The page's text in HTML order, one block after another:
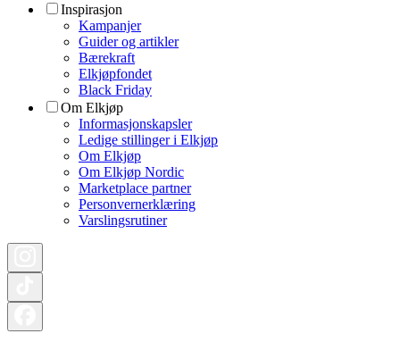
Inspirasjon
Kampanjer
Guider og artikler
Bærekraft
Elkjøpfondet
Black Friday
Om Elkjøp
Informasjonskapsler
Ledige stillinger i Elkjøp
Om Elkjøp
Om Elkjøp Nordic
Marketplace partner
Personvernerklæring
Varslingsrutiner